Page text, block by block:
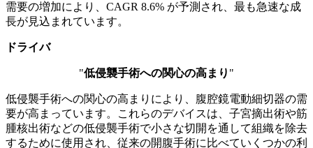
需要の増加により、CAGR 8.6% が予測され、最も急速な成
長が見込まれています。
ドライバ
"低侵襲手術への関心の高まり "
低侵襲手術への関心の高まりにより、腹腔鏡電動細切器の需
要が高まっています。これらのデバイスは、子宮摘出術や筋
腫核出術などの低侵襲手術で小さな​​切開を通して組織を除去
するために使用され、従来の開腹手術に比べていくつかの利